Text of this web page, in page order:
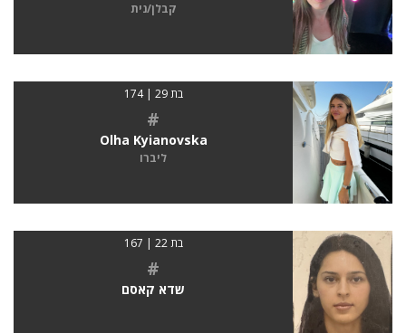
קבלן/נית
בת 29 | 174
#
Olha Kyianovska
ליברו
בת 22 | 167
#
שדא קאסם